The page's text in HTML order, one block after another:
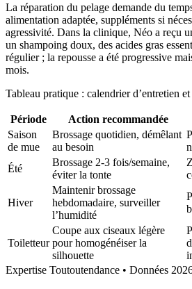
La réparation du pelage demande du
alimentation adaptée, suppléments si
agressivité. Dans la clinique, Néo a reçu
un shampoing doux, des acides gras
régulier ; la repousse a été progressive
mois.
Tableau pratique : calendrier d’entretien
Période Action recommandée
Saison
de mue
Brossage quotidien, démêlant
au besoin
Été
Brossage 2-3 fois/semaine,
éviter la tonte
Hiver
Maintenir brossage
hebdomadaire, surveiller
l’humidité
Toiletteur
Coupe aux ciseaux légère
pour homogénéiser la
silhouette
Expertise Toutoutendance • Données